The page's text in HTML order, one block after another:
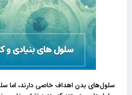
سلول‌های بدن اهداف خاصی دارند، اما